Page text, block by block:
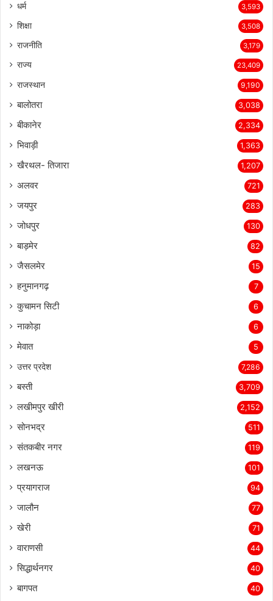
धर्म 3,593
शिक्षा 3,508
राजनीति 3,179
राज्य 23,409
राजस्थान 9,190
बालोतरा 3,038
बीकानेर 2,334
भिवाड़ी 1,363
खैरथल- तिजारा 1,207
अलवर 721
जयपुर 283
जोधपुर 130
बाड़मेर 82
जैसलमेर 15
हनुमानगढ़ 7
कुचामन सिटी 6
नाकोड़ा 6
मेवात 5
उत्तर प्रदेश 7,286
बस्ती 3,709
लखीमपुर खीरी 2,152
सोनभद्र 511
संतकबीर नगर 119
लखनऊ 101
प्रयागराज 94
जालौन 77
खेरी 71
वाराणसी 44
सिद्धार्थनगर 40
बागपत 40